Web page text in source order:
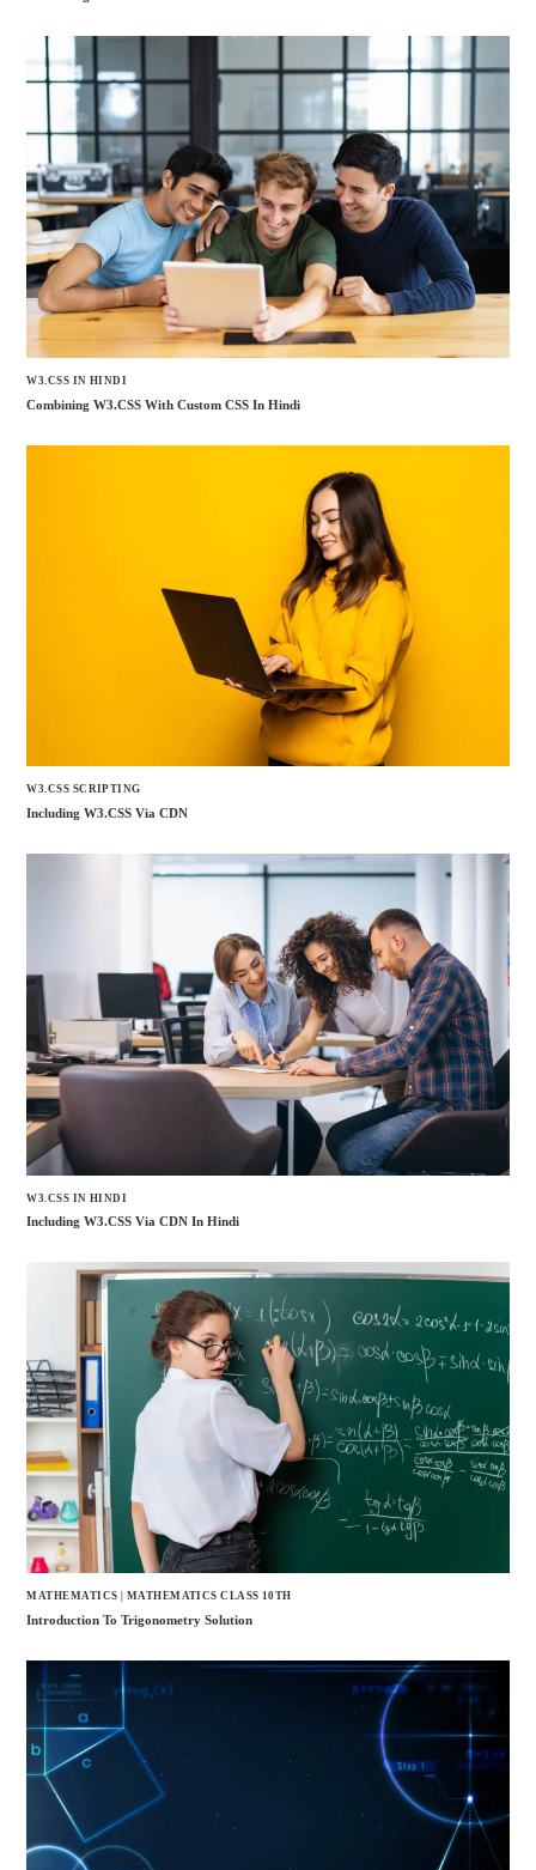
W3.CSS IN HINDI
Combining W3.CSS With Custom CSS In Hindi
W3.CSS SCRIPTING
Including W3.CSS Via CDN
W3.CSS IN HINDI
Including W3.CSS Via CDN In Hindi
MATHEMATICS MATHEMATICS CLASS 10TH
Introduction To Trigonometry Solution